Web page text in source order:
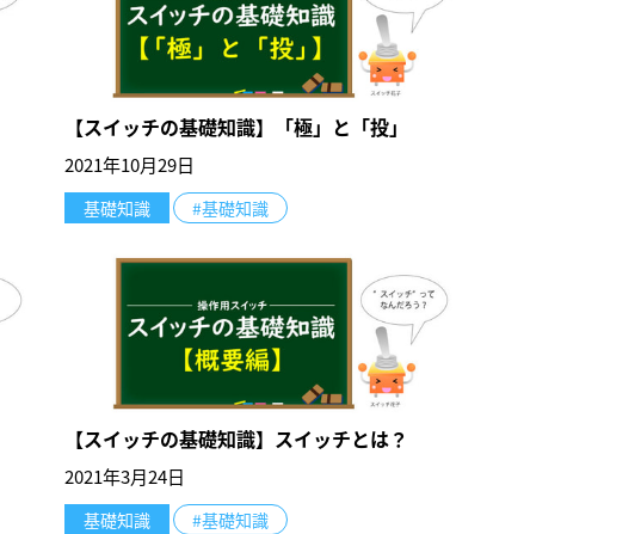
【スイッチの基礎知識】「極」と「投」
2021年10月29日
基礎知識 #基礎知識
【スイッチの基礎知識】スイッチとは？
2021年3月24日
基礎知識 #基礎知識